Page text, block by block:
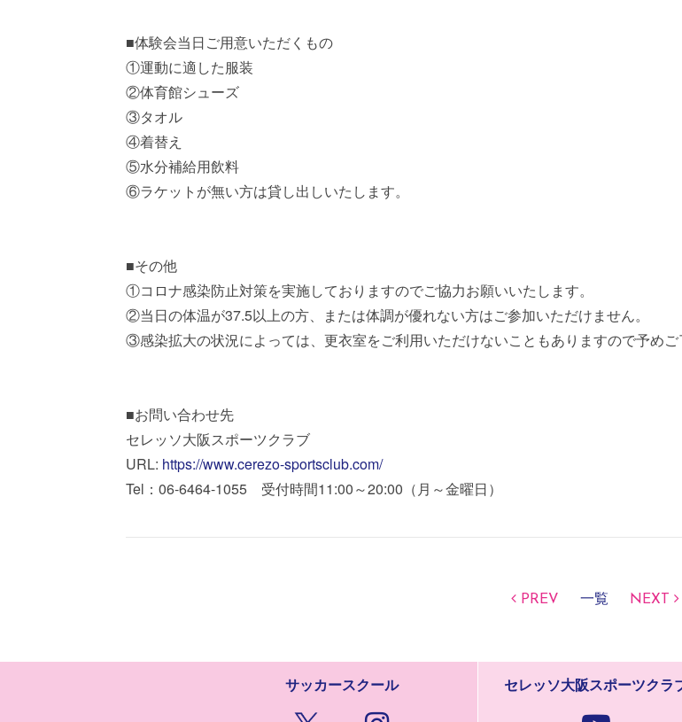
■体験会当日ご用意いただくもの
①運動に適した服装
②体育館シューズ
③タオル
④着替え
⑤水分補給用飲料
⑥ラケットが無い方は貸し出しいたします。
■その他
①コロナ感染防止対策を実施しておりますのでご協力お願いいたします。
②当日の体温が37.5以上の方、または体調が優れない方はご参加いただけません。
③感染拡大の状況によっては、更衣室をご利用いただけないこともありますので予めご
■お問い合わせ先
セレッソ大阪スポーツクラブ
URL: https://www.cerezo-sportsclub.com/
Tel：06-6464-1055 受付時間11:00～20:00（月～金曜日）
PREV 一覧 NEXT
サッカースクール セレッソ大阪スポーツクラ